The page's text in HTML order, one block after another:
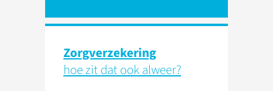
Zorgverzekering
hoe zit dat ook alweer?